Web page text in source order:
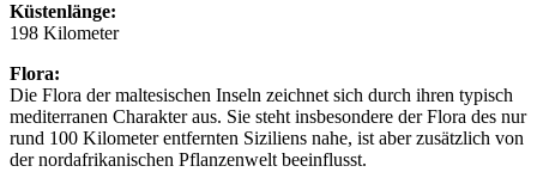
Küstenlänge:
198 Kilometer
Flora:
Die Flora der maltesischen Inseln zeichnet sich durch ihren typisch
mediterranen Charakter aus. Sie steht insbesondere der Flora des nur
rund 100 Kilometer entfernten Siziliens nahe, ist aber zusätzlich von
der nordafrikanischen Pflanzenwelt beeinflusst.